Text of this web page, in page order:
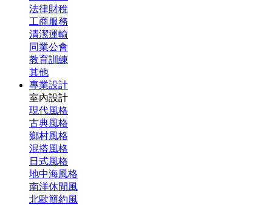
法律財稅
工商服務
清潔運輸
同業公會
教育訓練
其他
專業設計
室內設計
現代風格
古典風格
鄉村風格
混搭風格
日式風格
地中海風格
南洋休閒風
北歐簡約風